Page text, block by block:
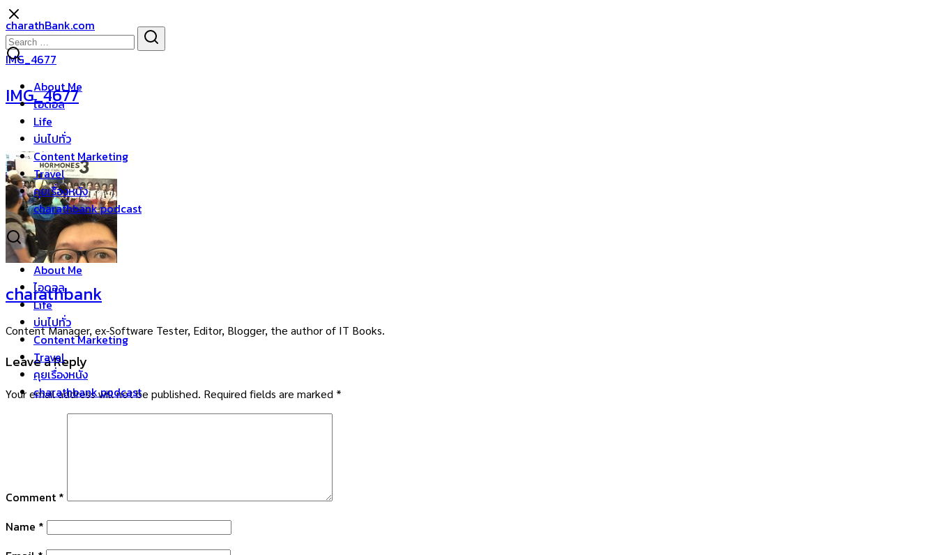
Skip
to
content
charathBank.com
About Me
ไอดอล
Life
บ่นไปทั่ว
Content Marketing
Travel
คุยเรื่องหนัง
charathbank podcast
About Me
ไอดอล
Life
บ่นไปทั่ว
Content Marketing
Travel
คุยเรื่องหนัง
charathbank podcast
Search
for:
IMG_4677
IMG_4677
charathbank
Content Manager, ex-Software Tester, Editor, Blogger, the author of IT Books.
Leave a Reply
Your email address will not be published. Required fields are marked *
Comment *
Name *